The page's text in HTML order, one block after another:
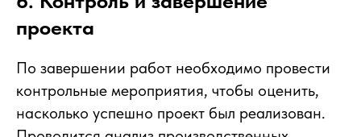
проекта
По завершении работ необходимо провести
контрольные мероприятия, чтобы оценить,
насколько успешно проект был реализован.